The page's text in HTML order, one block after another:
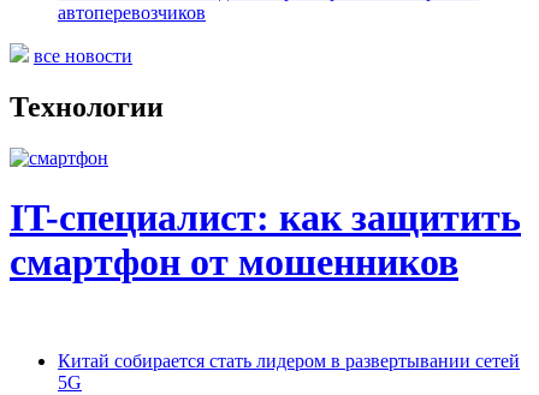
автоперевозчиков
все новости
Технологии
IT-специалист: как защитить
смартфон от мошенников
Китай собирается стать лидером в развертывании сетей
5G